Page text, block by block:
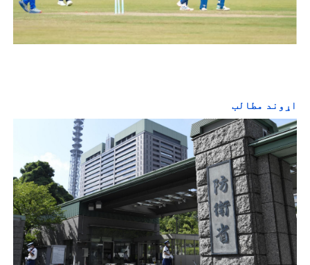
اړوند مطالب